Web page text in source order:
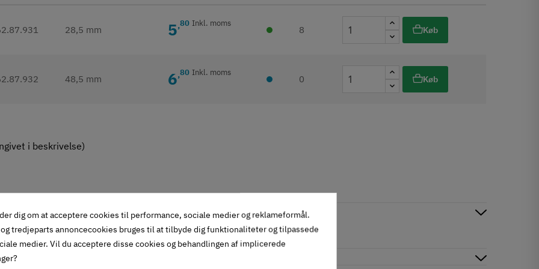
28,5 mm 5,80 Inkl. moms
8 Køb
48,5 mm 6,80 Inkl. moms
0 Køb
i beskrivelse)
dig om at acceptere cookies til performance, sociale medier og reklameformål.
tredjeparts annoncecookies bruges til at tilbyde dig funktionaliteter og tilpassede
medier. Vil du acceptere disse cookies og behandlingen af implicerede